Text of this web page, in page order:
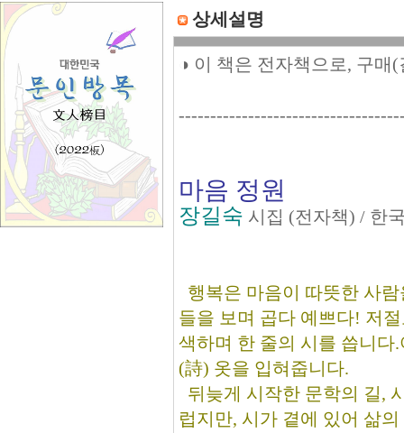
상세설명
◑ 이 책은 전자책으로, 구매
마음 정원
장길숙 시집 (전자책) / 한
행복은 마음이 따뜻한 사
들을 보며 곱다 예쁘다! 저
색하며 한 줄의 시를 씁니다
(詩) 옷을 입혀줍니다.
뒤늦게 시작한 문학의 길,
럽지만, 시가 곁에 있어 삶